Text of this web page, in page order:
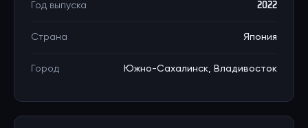
Год выпуска 2022
Страна Япония
Город Южно-Сахалинск, Владивосток